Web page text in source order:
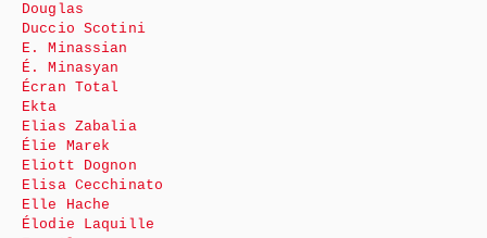
Douglas
Duccio Scotini
E. Minassian
É. Minasyan
Écran Total
Ekta
Elias Zabalia
Élie Marek
Eliott Dognon
Elisa Cecchinato
Elle Hache
Élodie Laquille